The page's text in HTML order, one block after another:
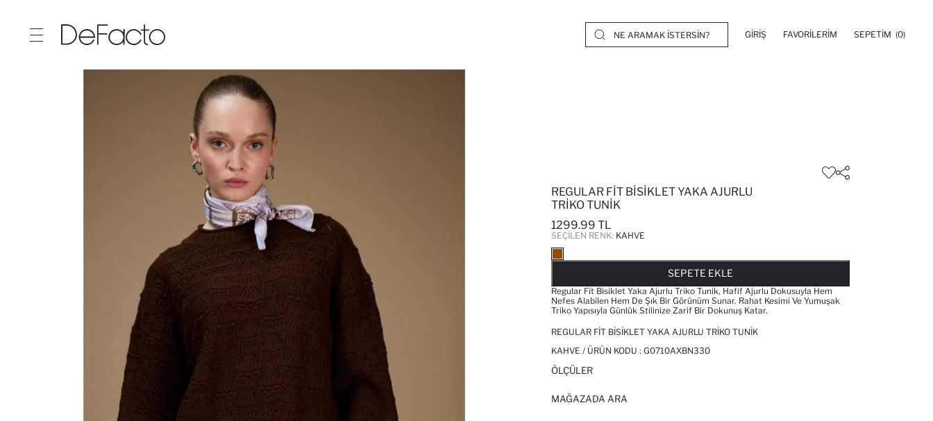
GIRIŞ FAVORILERIM SEPETIM (0)
REGULAR FIT BISIKLET YAKA AJURLU
TRIKO TUNIK
1299.99 TL
SEÇILEN RENK: KAHVE
SEPETE EKLE
Regular Fit Bisiklet Yaka Ajurlu Triko Tunik, Hafif Ajurlu Dokusuyla Hem
Nefes Alabilen Hem De Şık Bir Görünüm Sunar. Rahat Kesimi Ve Yumuşak
Triko Yapısıyla Günlük Stilinize Zarif Bir Dokunuş Katar.
REGULAR FIT BISIKLET YAKA AJURLU TRIKO TUNIK
KAHVE / ÜRÜN KODU : G0710AXBN330
ÖLÇÜLER
MAĞAZADA ARA